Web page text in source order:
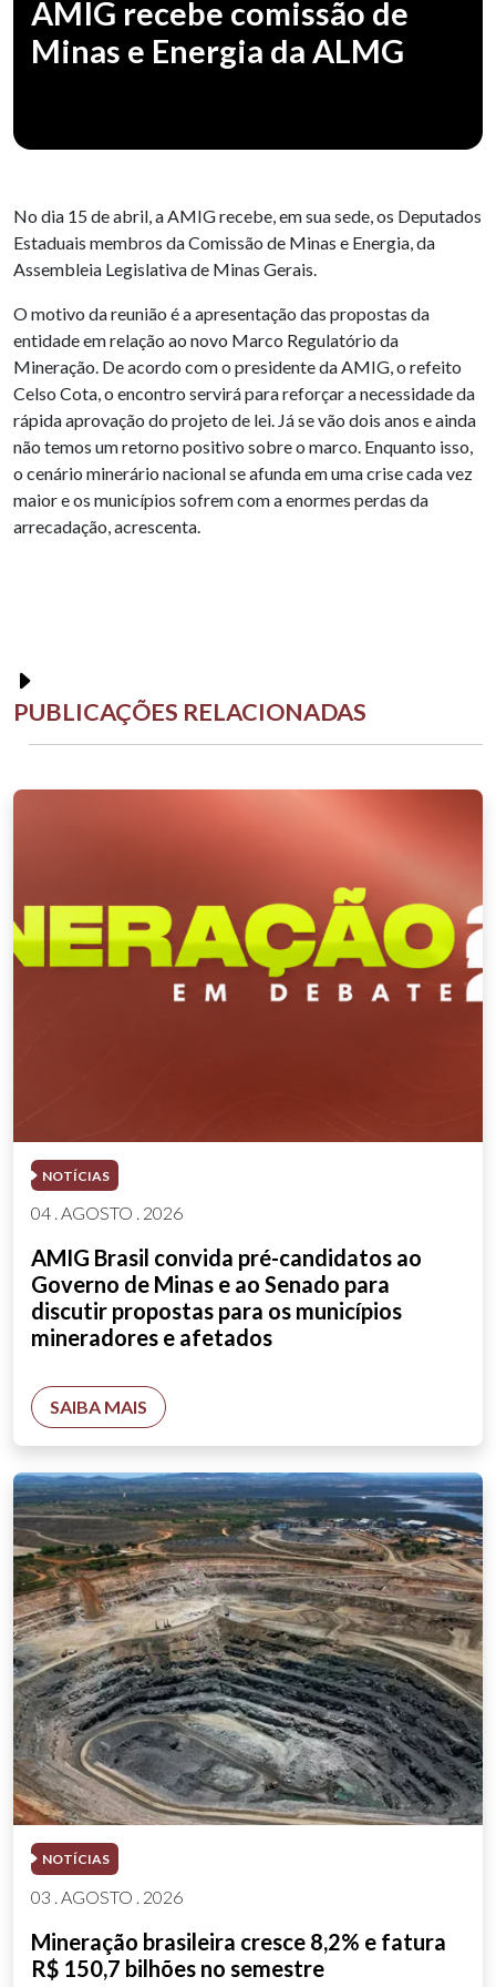
AMIG recebe comissão de
Minas e Energia da ALMG
No dia 15 de abril, a AMIG recebe, em sua sede, os Deputados
Estaduais membros da Comissão de Minas e Energia, da
Assembleia Legislativa de Minas Gerais.
O motivo da reunião é a apresentação das propostas da
entidade em relação ao novo Marco Regulatório da
Mineração. De acordo com o presidente da AMIG, o refeito
Celso Cota, o encontro servirá para reforçar a necessidade da
rápida aprovação do projeto de lei. Já se vão dois anos e ainda
não temos um retorno positivo sobre o marco. Enquanto isso,
o cenário minerário nacional se afunda em uma crise cada vez
maior e os municípios sofrem com a enormes perdas da
arrecadação, acrescenta.
PUBLICAÇÕES RELACIONADAS
NOTÍCIAS
04 . AGOSTO . 2026
AMIG Brasil convida pré-candidatos ao
Governo de Minas e ao Senado para
discutir propostas para os municípios
mineradores e afetados
SAIBA MAIS
NOTÍCIAS
03 . AGOSTO . 2026
Mineração brasileira cresce 8,2% e fatura
R$ 150,7 bilhões no semestre